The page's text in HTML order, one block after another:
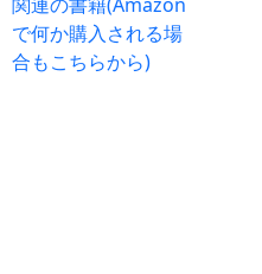
で何か購入される場
合もこちらから)